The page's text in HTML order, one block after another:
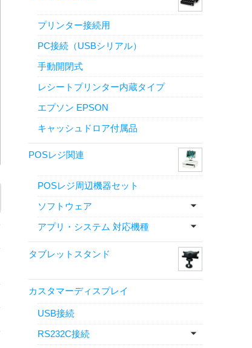
プリンター接続用
PC接続（USBシリアル）
手動開閉式
レシートプリンター内蔵タイプ
エプソン EPSON
キャッシュドロア付属品
POSレジ関連
POSレジ周辺機器セット
ソフトウェア
アプリ・システム 対応機種
タブレットスタンド
カスタマーディスプレイ
USB接続
RS232C接続